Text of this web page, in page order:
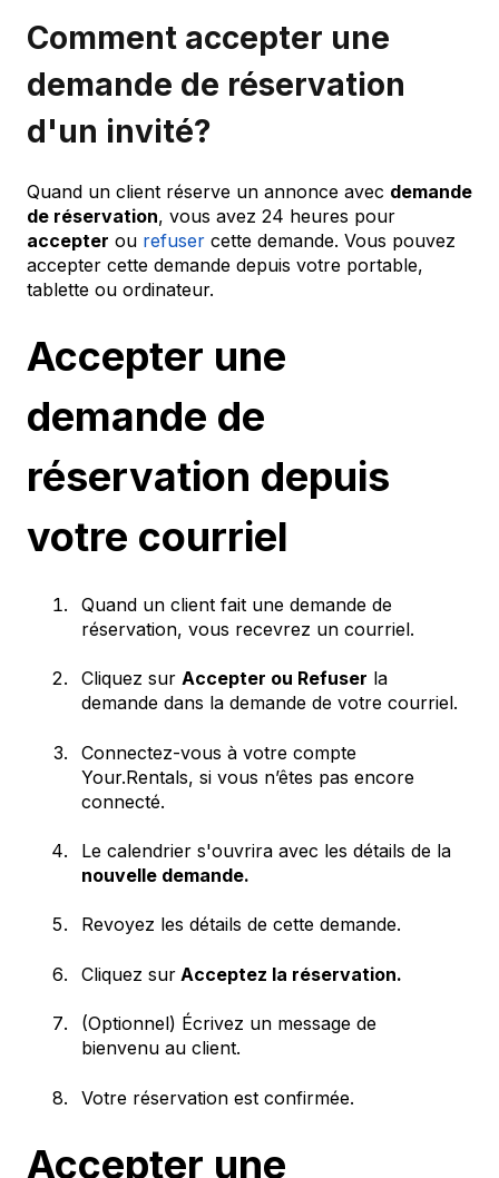
Comment accepter une
demande de réservation
d'un invité?
Quand un client réserve un annonce avec demande
de réservation, vous avez 24 heures pour
accepter ou refuser cette demande. Vous pouvez
accepter cette demande depuis votre portable,
tablette ou ordinateur.
Accepter une
demande de
réservation depuis
votre courriel
Quand un client fait une demande de
réservation, vous recevrez un courriel.
Cliquez sur Accepter ou Refuser la
demande dans la demande de votre courriel.
Connectez-vous à votre compte
Your.Rentals, si vous n’êtes pas encore
connecté.
Le calendrier s'ouvrira avec les détails de la
nouvelle demande.
Revoyez les détails de cette demande.
Cliquez sur Acceptez la réservation.
(Optionnel) Écrivez un message de
bienvenu au client.
Votre réservation est confirmée.
Accepter une